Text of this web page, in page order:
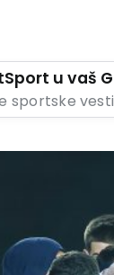
u vaš
sportske